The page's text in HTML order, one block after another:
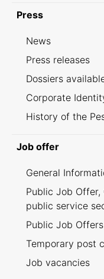
Press
News
Press releases
Dossiers
Corporate
History of the
Job offer
General
Public Job
public service
Public Job Offers
Temporary post
Job vacancies